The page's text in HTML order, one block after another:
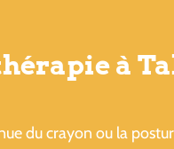
à
du crayon ou la